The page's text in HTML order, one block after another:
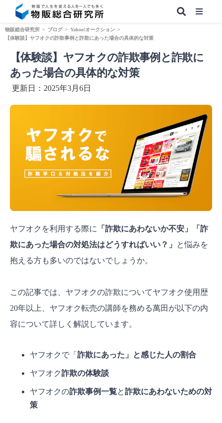
【無料】副業&本業 物販ノウハウ
物販総合研究所 > ブログ > Yahoo!オークション >
【体験談】ヤフオクの詐欺事例と詐欺にあった場合の具体的な対策
【体験談】ヤフオクの詐欺事例と詐欺に
あった場合の具体的な対策
更新日：2025年3月6日
ヤフオクを利用する際に
「詐欺にあわないか不安」「詐
欺にあった場合の対処法はどうすればいい？」
と悩みを
抱える方も多いのではないでしょうか。
この記事では、ヤフオクの詐欺についてヤフオク使用歴
20年以上、ヤフオク転売の講師を務める萬田が以下の内
容について詳しく解説しています。
ヤフオクで「 詐欺にあった」と感じた 人の割合
ヤフオク詐欺の体験談
ヤフオクの詐欺事例一覧と詐欺にあわないための対
策